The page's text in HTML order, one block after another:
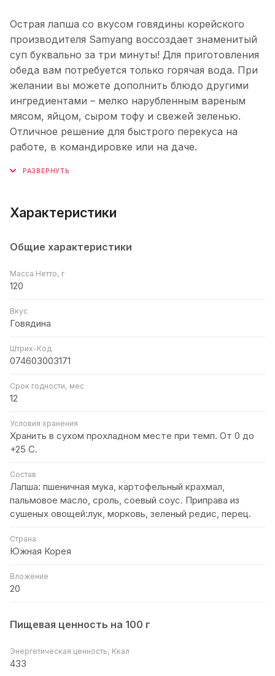
Острая лапша со вкусом говядины корейского
производителя Samyang воссоздает знаменитый
суп буквально за три минуты! Для приготовления
обеда вам потребуется только горячая вода. При
желании вы можете дополнить блюдо другими
ингредиентами – мелко нарубленным вареным
мясом, яйцом, сыром тофу и свежей зеленью.
Отличное решение для быстрого перекуса на
работе, в командировке или на даче.
Характеристики
Общие характеристики
Масса Нетто, г
120
Вкус
Говядина
Штрих-Код
074603003171
Срок годности, мес
12
Условия хранения
Хранить в сухом прохладном месте при темп. От 0 до
+25 С.
Состав
Лапша: пшеничная мука, картофельный крахмал,
пальмовое масло, сроль, соевый соус. Приправа из
сушеных овощей:лук, морковь, зеленый редис, перец.
Страна
Южная Корея
Вложение
20
Пищевая ценность на 100 г
Энергетическая ценность, Ккал
433